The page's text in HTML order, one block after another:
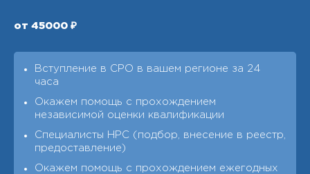
от 45000 ₽
Вступление в СРО в вашем регионе за 24
часа
Окажем помощь с прохождением
независимой оценки квалификации
Специалисты НРС (подбор, внесение в реестр,
предоставление)
Окажем помощь с прохождением ежегодных